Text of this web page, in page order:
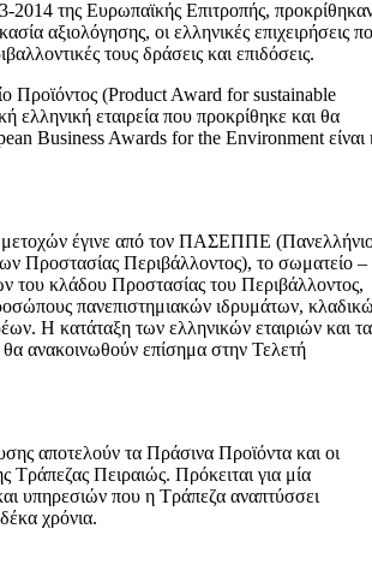
2014 της Ευρωπαϊκής Επιτροπής,
αξιολόγησης, οι ελληνικές επιχειρήσεις
τους δράσεις και επιδόσεις.
Προϊόντος (Product Award for sustainable
ελληνική εταιρεία που προκρίθηκε και θα
Business Awards for the Environment είναι
έγινε από τον ΠΑΣΕΠΠΕ
Προστασίας Περιβάλλοντος), το σωματείο –
του κλάδου Προστασίας του Περιβάλλοντος,
πανεπιστημιακών ιδρυμάτων,
Η κατάταξη των ελληνικών εταιριών και τα
θα ανακοινωθούν επίσημα στην Τελετή
αποτελούν τα Πράσινα Προϊόντα και οι
Τράπεζας Πειραιώς. Πρόκειται για μία
υπηρεσιών που η Τράπεζα αναπτύσσει
χρόνια.